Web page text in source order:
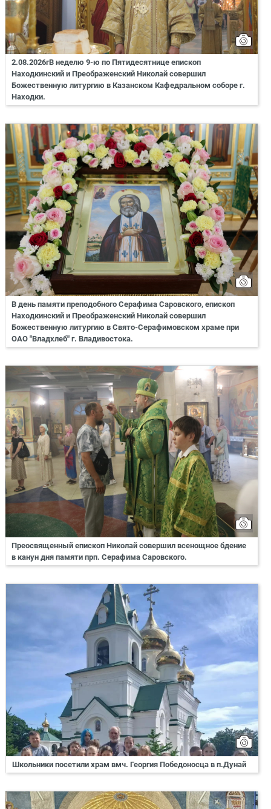
2.08.2026гВ неделю 9-ю по Пятидесятнице епископ
Находкинский и Преображенский Николай совершил
Божественную литургию в Казанском Кафедральном соборе г.
Находки.
В день памяти преподобного Серафима Саровского, епископ
Находкинский и Преображенский Николай совершил
Божественную литургию в Свято-Серафимовском храме при
ОАО "Владхлеб" г. Владивостока.
Преосвященный епископ Николай совершил всенощное бдение
в канун дня памяти прп. Серафима Саровского.
Школьники посетили храм вмч. Георгия Победоносца в п.Дунай